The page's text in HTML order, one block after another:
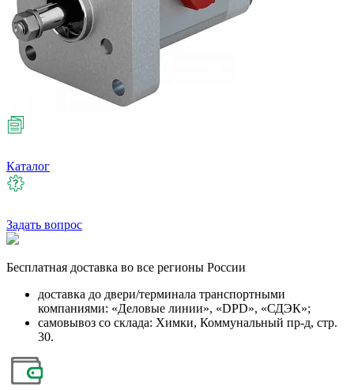
Каталог
Задать вопрос
Бесплатная доставка во все регионы России
доставка до двери/терминала транспортными
компаниями: «Деловые линии», «DPD», «СДЭК»;
самовывоз со склада: Химки, Коммунальный пр-д, стр.
30.